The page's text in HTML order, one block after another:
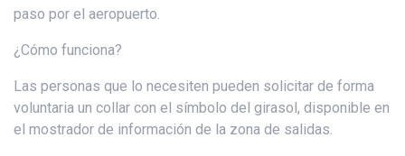
paso por el aeropuerto.
¿Cómo funciona?
Las personas que lo necesiten pueden solicitar de forma
voluntaria un collar con el símbolo del girasol, disponible en
el mostrador de información de la zona de salidas.